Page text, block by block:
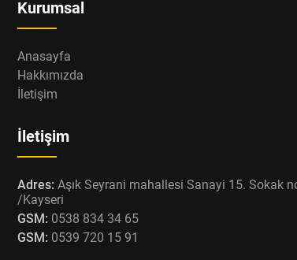
Kurumsal
Anasayfa
Hakkımızda
İletişim
İletişim
Adres: Aşık Seyrani mahallesi Sanayi 15. Sokak
/Kayseri
GSM: 0538 834 34 65
GSM: 0539 720 15 91